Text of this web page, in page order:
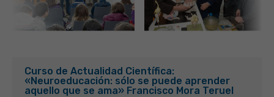
Curso de Actualidad Científica:
«Neuroeducación: sólo se puede aprender
aquello que se ama» Francisco Mora Teruel